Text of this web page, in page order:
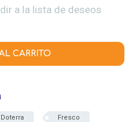
CARRITO
a la lista de deseos
Doterra Fresco